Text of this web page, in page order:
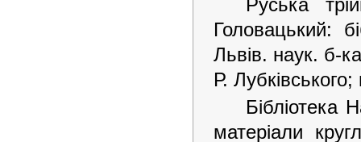
Руська
Головацький:
Львів. наук. б-
Р.
Бібліотека
матеріали